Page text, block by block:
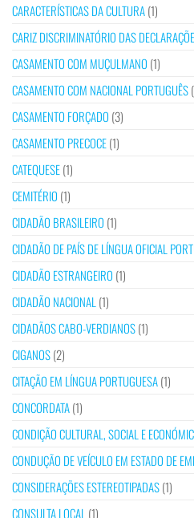
CARACTERÍSTICAS DA CULTURA(1)
CARIZ DISCRIMINATÓRIO DAS
CASAMENTO COM MUÇULMANO (1)
CASAMENTO COM NACIONAL PORTUGUÊS
CASAMENTO FORÇADO (3)
CASAMENTO PRECOCE(1)
CATEQUESE(1)
CEMITÉRIO (1)
CIDADÃO BRASILEIRO (1)
CIDADÃO DE PAÍS DE LÍNGUA OFICIAL
CIDADÃO ESTRANGEIRO (1)
CIDADÃO NACIONAL (1)
CIDADÃOS CABO-VERDIANOS(1)
CIGANOS(2)
CITAÇÃO EM LÍNGUA PORTUGUESA(1)
CONCORDATA(1)
CONDIÇÃO CULTURAL, SOCIAL E
CONDUÇÃO DE VEÍCULO EM ESTADO DE
CONSIDERAÇÕES ESTEREOTIPADAS(1)
CONSULTA LOCAL (1)